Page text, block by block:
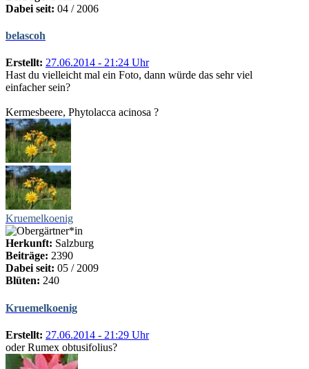
Dabei seit: 04 / 2006
belascoh
Erstellt: 27.06.2014 - 21:24 Uhr
Hast du vielleicht mal ein Foto, dann würde das sehr viel
einfacher sein?
Kermesbeere, Phytolacca acinosa ?
Kruemelkoenig
Herkunft: Salzburg
Beiträge: 2390
Dabei seit: 05 / 2009
Blüten: 240
Kruemelkoenig
Erstellt: 27.06.2014 - 21:29 Uhr
oder Rumex obtusifolius?